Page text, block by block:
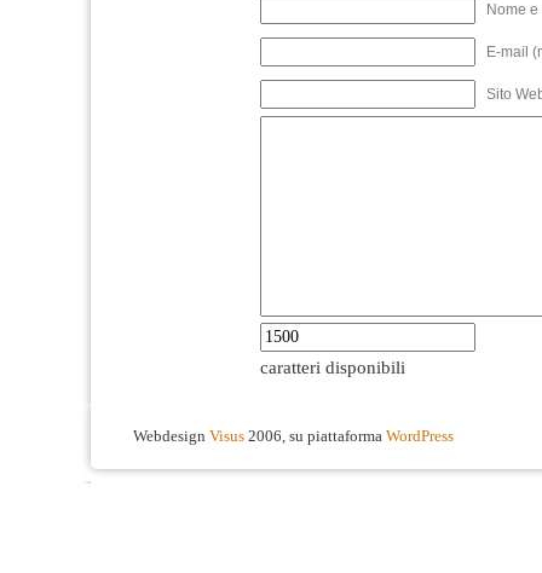
Nome
E-mail
Sito
caratteri disponibili
Webdesign Visus 2006, su piattaforma WordPress